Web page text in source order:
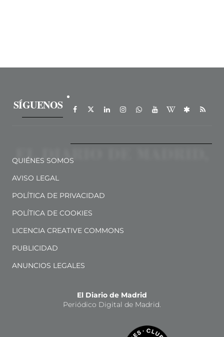
SÍGUENOS
QUIÉNES SOMOS
AVISO LEGAL
POLÍTICA DE PRIVACIDAD
POLÍTICA DE COOKIES
LICENCIA CREATIVE COMMONS
PUBLICIDAD
ANUNCIOS LEGALES
El Diario de Madrid
Periódico Digital de Madrid.